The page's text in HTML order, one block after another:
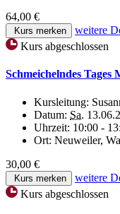
64,00 €
Kurs merken
weitere
Kurs abgeschlossen
Schmeichelndes
Kursleitung:
Datum: Sa.
Uhrzeit: 10:00 -
Ort: Neuweiler,
30,00 €
Kurs merken
weitere
Kurs abgeschlossen